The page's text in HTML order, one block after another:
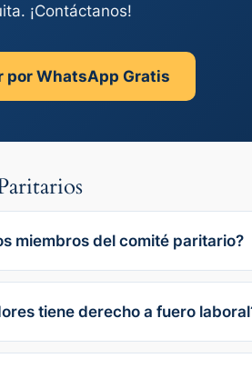
¡Contáctanos!
por WhatsApp Gratis
miembros del comité paritario?
tiene derecho a fuero